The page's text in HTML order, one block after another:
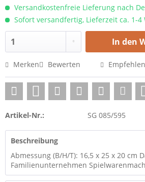
Versandkostenfreie Lieferung nach
Sofort versandfertig, Lieferzeit ca. 1-4
In den
Merken Bewerten Empfehlen
Artikel-Nr.: SG 085/595
Beschreibung
Abmessung (B/H/T): 16,5 x 25 x 20 cm
Familienunternehmen